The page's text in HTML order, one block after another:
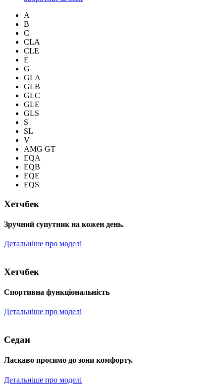
A
B
C
CLA
CLE
E
G
GLA
GLB
GLC
GLE
GLS
S
SL
V
AMG GT
EQA
EQB
EQE
EQS
Хетчбек
Зручний супутник на кожен день.
Детальніше про моделі
Хетчбек
Спортивна функціональність
Детальніше про моделі
Седан
Ласкаво просимо до зони комфорту.
Детальніше про моделі